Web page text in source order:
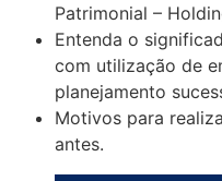
Patrimonial –
Entenda o
com utilização de
planejamento
Motivos para
antes.